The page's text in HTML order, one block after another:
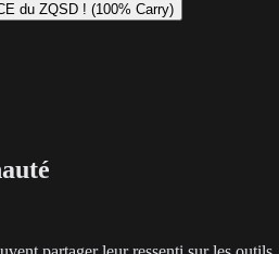
du ZQSD ! (100% Carry)